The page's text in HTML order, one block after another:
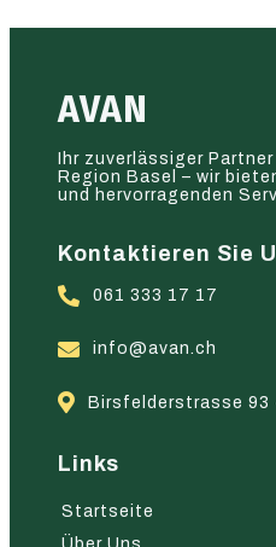
AVAN
Ihr zuverlässiger
Region Basel – wir
und hervorragenden
Kontaktieren Sie
061 333 17 17
info@avan.ch
Birsfelderstrasse 93
Links
Startseite